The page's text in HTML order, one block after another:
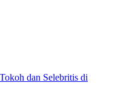
dan Selebritis di